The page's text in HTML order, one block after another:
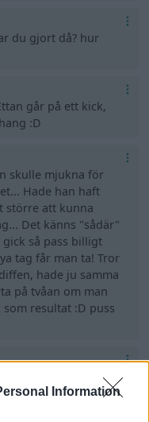
Information
du gjort då? hur
går på ett kick,
:D
skulle mjukna för
Hade han haft
större att kunna
Det känns "sådär"
så pass billigt
tag får man ta! Tror
hade ju samma
på tvåan om man
resultat :D puss
i början men det skall